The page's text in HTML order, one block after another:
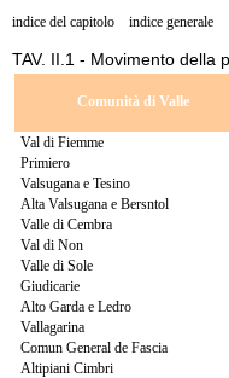
indice del capitolo indice generale
TAV. II.1 - Movimento della
Comunità di Valle
Val di Fiemme
Primiero
Valsugana e Tesino
Alta Valsugana e Bersntol
Valle di Cembra
Val di Non
Valle di Sole
Giudicarie
Alto Garda e Ledro
Vallagarina
Comun General de Fascia
Altipiani Cimbri